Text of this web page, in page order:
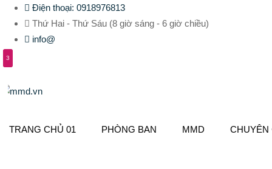
Điện thoại: 0918976813
Thứ Hai - Thứ Sáu (8 giờ sáng - 6 giờ chiều)
info@
3
TRANG CHỦ 01 PHÒNG BAN MMD CHUYÊN